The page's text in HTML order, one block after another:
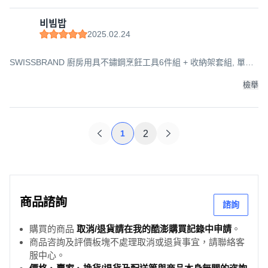
비빔밥
2025.02.24
SWISSBRAND 廚房用具不鏽鋼烹飪工具6件組 + 收納架套組, 單一
檢舉
1 2
商品諮詢 諮詢
購買的商品 取消/退貨請在我的酷澎購買記錄中申請 。
商品咨詢及評價板塊不處理取消或退貨事宜，請聯絡客
服中心。